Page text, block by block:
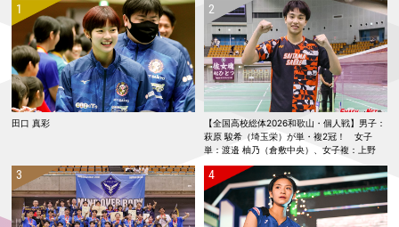
田口 真彩
【全国高校総体2026和歌山・個人戦】男子：
萩原 駿希（埼玉栄）が単・複2冠！ 女子
単：渡邉 柚乃（倉敷中央）、女子複：上野
優寿／伴野 碧唯（ふたば未来学園）が春夏連
覇！